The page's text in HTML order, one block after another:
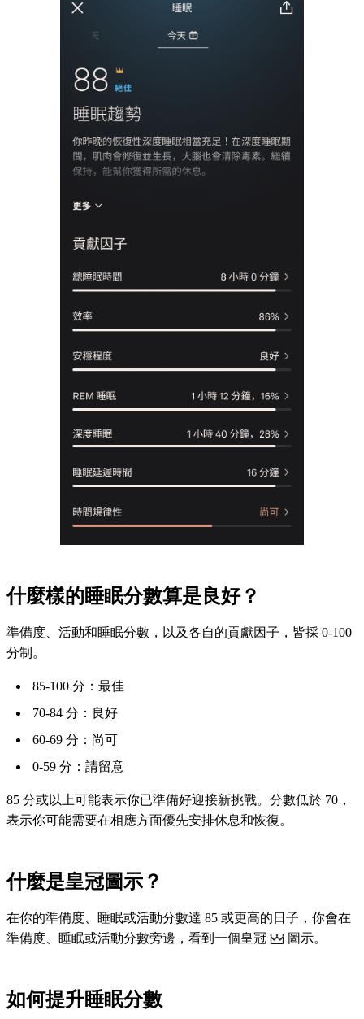
什麼樣的睡眠分數算是良好？
準備度、活動和睡眠分數，以及各自的貢獻因子，皆採 0-100
分制。
85-100 分：最佳
70-84 分：良好
60-69 分：尚可
0-59 分：請留意
85 分或以上可能表示你已準備好迎接新挑戰。分數低於 70，
表示你可能需要在相應方面優先安排休息和恢復。
什麼是皇冠圖示？
在你的準備度、睡眠或活動分數達 85 或更高的日子，你會在
準備度、睡眠或活動分數旁邊，看到一個皇冠
圖示。
如何提升睡眠分數